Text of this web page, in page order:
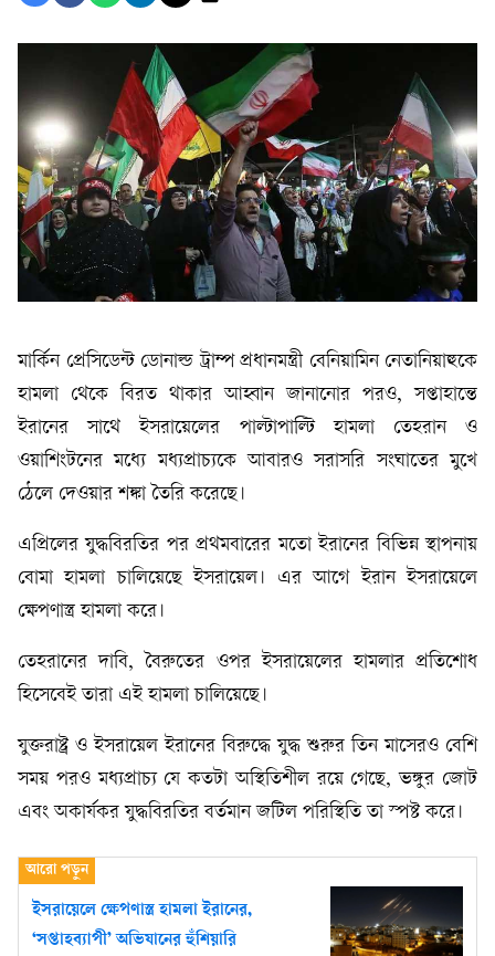
মার্কিন প্রেসিডেন্ট ডোনাল্ড ট্রাম্প প্রধানমন্ত্রী বেনিয়ামিন নেতানিয়াহুকে
হামলা থেকে বিরত থাকার আহ্বান জানানোর পরও, সপ্তাহান্তে
ইরানের সাথে ইসরায়েলের পাল্টাপাল্টি হামলা তেহরান ও
ওয়াশিংটনের মধ্যে মধ্যপ্রাচ্যকে আবারও সরাসরি সংঘাতের মুখে
ঠেলে দেওয়ার শঙ্কা তৈরি করেছে।
এপ্রিলের যুদ্ধবিরতির পর প্রথমবারের মতো ইরানের বিভিন্ন স্থাপনায়
বোমা হামলা চালিয়েছে ইসরায়েল। এর আগে ইরান ইসরায়েলে
ক্ষেপণাস্ত্র হামলা করে।
তেহরানের দাবি, বৈরুতের ওপর ইসরায়েলের হামলার প্রতিশোধ
হিসেবেই তারা এই হামলা চালিয়েছে।
যুক্তরাষ্ট্র ও ইসরায়েল ইরানের বিরুদ্ধে যুদ্ধ শুরুর তিন মাসেরও বেশি
সময় পরও মধ্যপ্রাচ্য যে কতটা অস্থিতিশীল রয়ে গেছে, ভঙ্গুর জোট
এবং অকার্যকর যুদ্ধবিরতির বর্তমান জটিল পরিস্থিতি তা স্পষ্ট করে।
ইসরায়েলে ক্ষেপণাস্ত্র হামলা ইরানের,
‘সপ্তাহব্যাপী’ অভিযানের হুঁশিয়ারি